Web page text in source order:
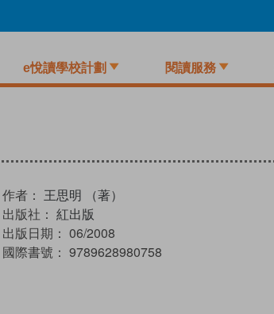
e悅讀學校計劃 閱讀服務
作者： 王思明 （著）
出版社： 紅出版
出版日期： 06/2008
國際書號： 9789628980758